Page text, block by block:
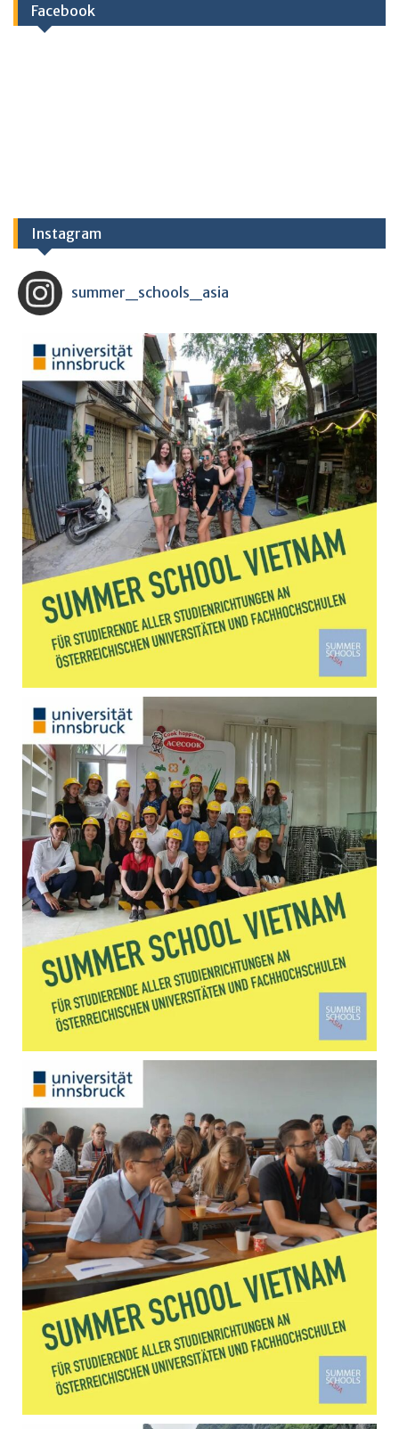
Facebook
Instagram
summer_schools_asia